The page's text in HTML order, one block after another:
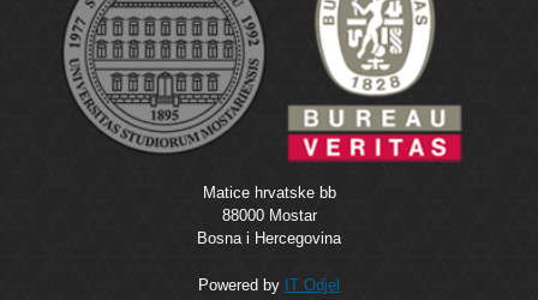
Matice hrvatske bb
88000 Mostar
Bosna i Hercegovina
Powered by IT Odjel